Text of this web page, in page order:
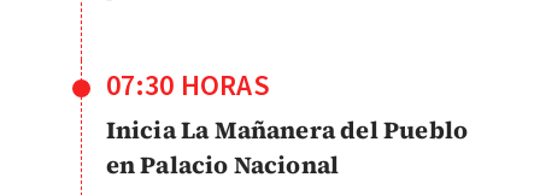
07:30 HORAS
Inicia La Mañanera del Pueblo
en Palacio Nacional